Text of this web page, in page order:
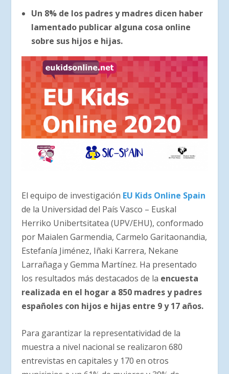
Un 8% de los padres y madres dicen haber
lamentado publicar alguna cosa online
sobre sus hijos e hijas.
El equipo de investigación EU Kids Online Spain
de la Universidad del País Vasco – Euskal
Herriko Unibertsitatea (UPV/EHU), conformado
por Maialen Garmendia, Carmelo Garitaonandia,
Estefanía Jiménez, Iñaki Karrera, Nekane
Larrañaga y Gemma Martínez. Ha presentado
los resultados más destacados de la encuesta
realizada en el hogar a 850 madres y padres
españoles con hijos e hijas entre 9 y 17 años.
Para garantizar la representatividad de la
muestra a nivel nacional se realizaron 680
entrevistas en capitales y 170 en otros